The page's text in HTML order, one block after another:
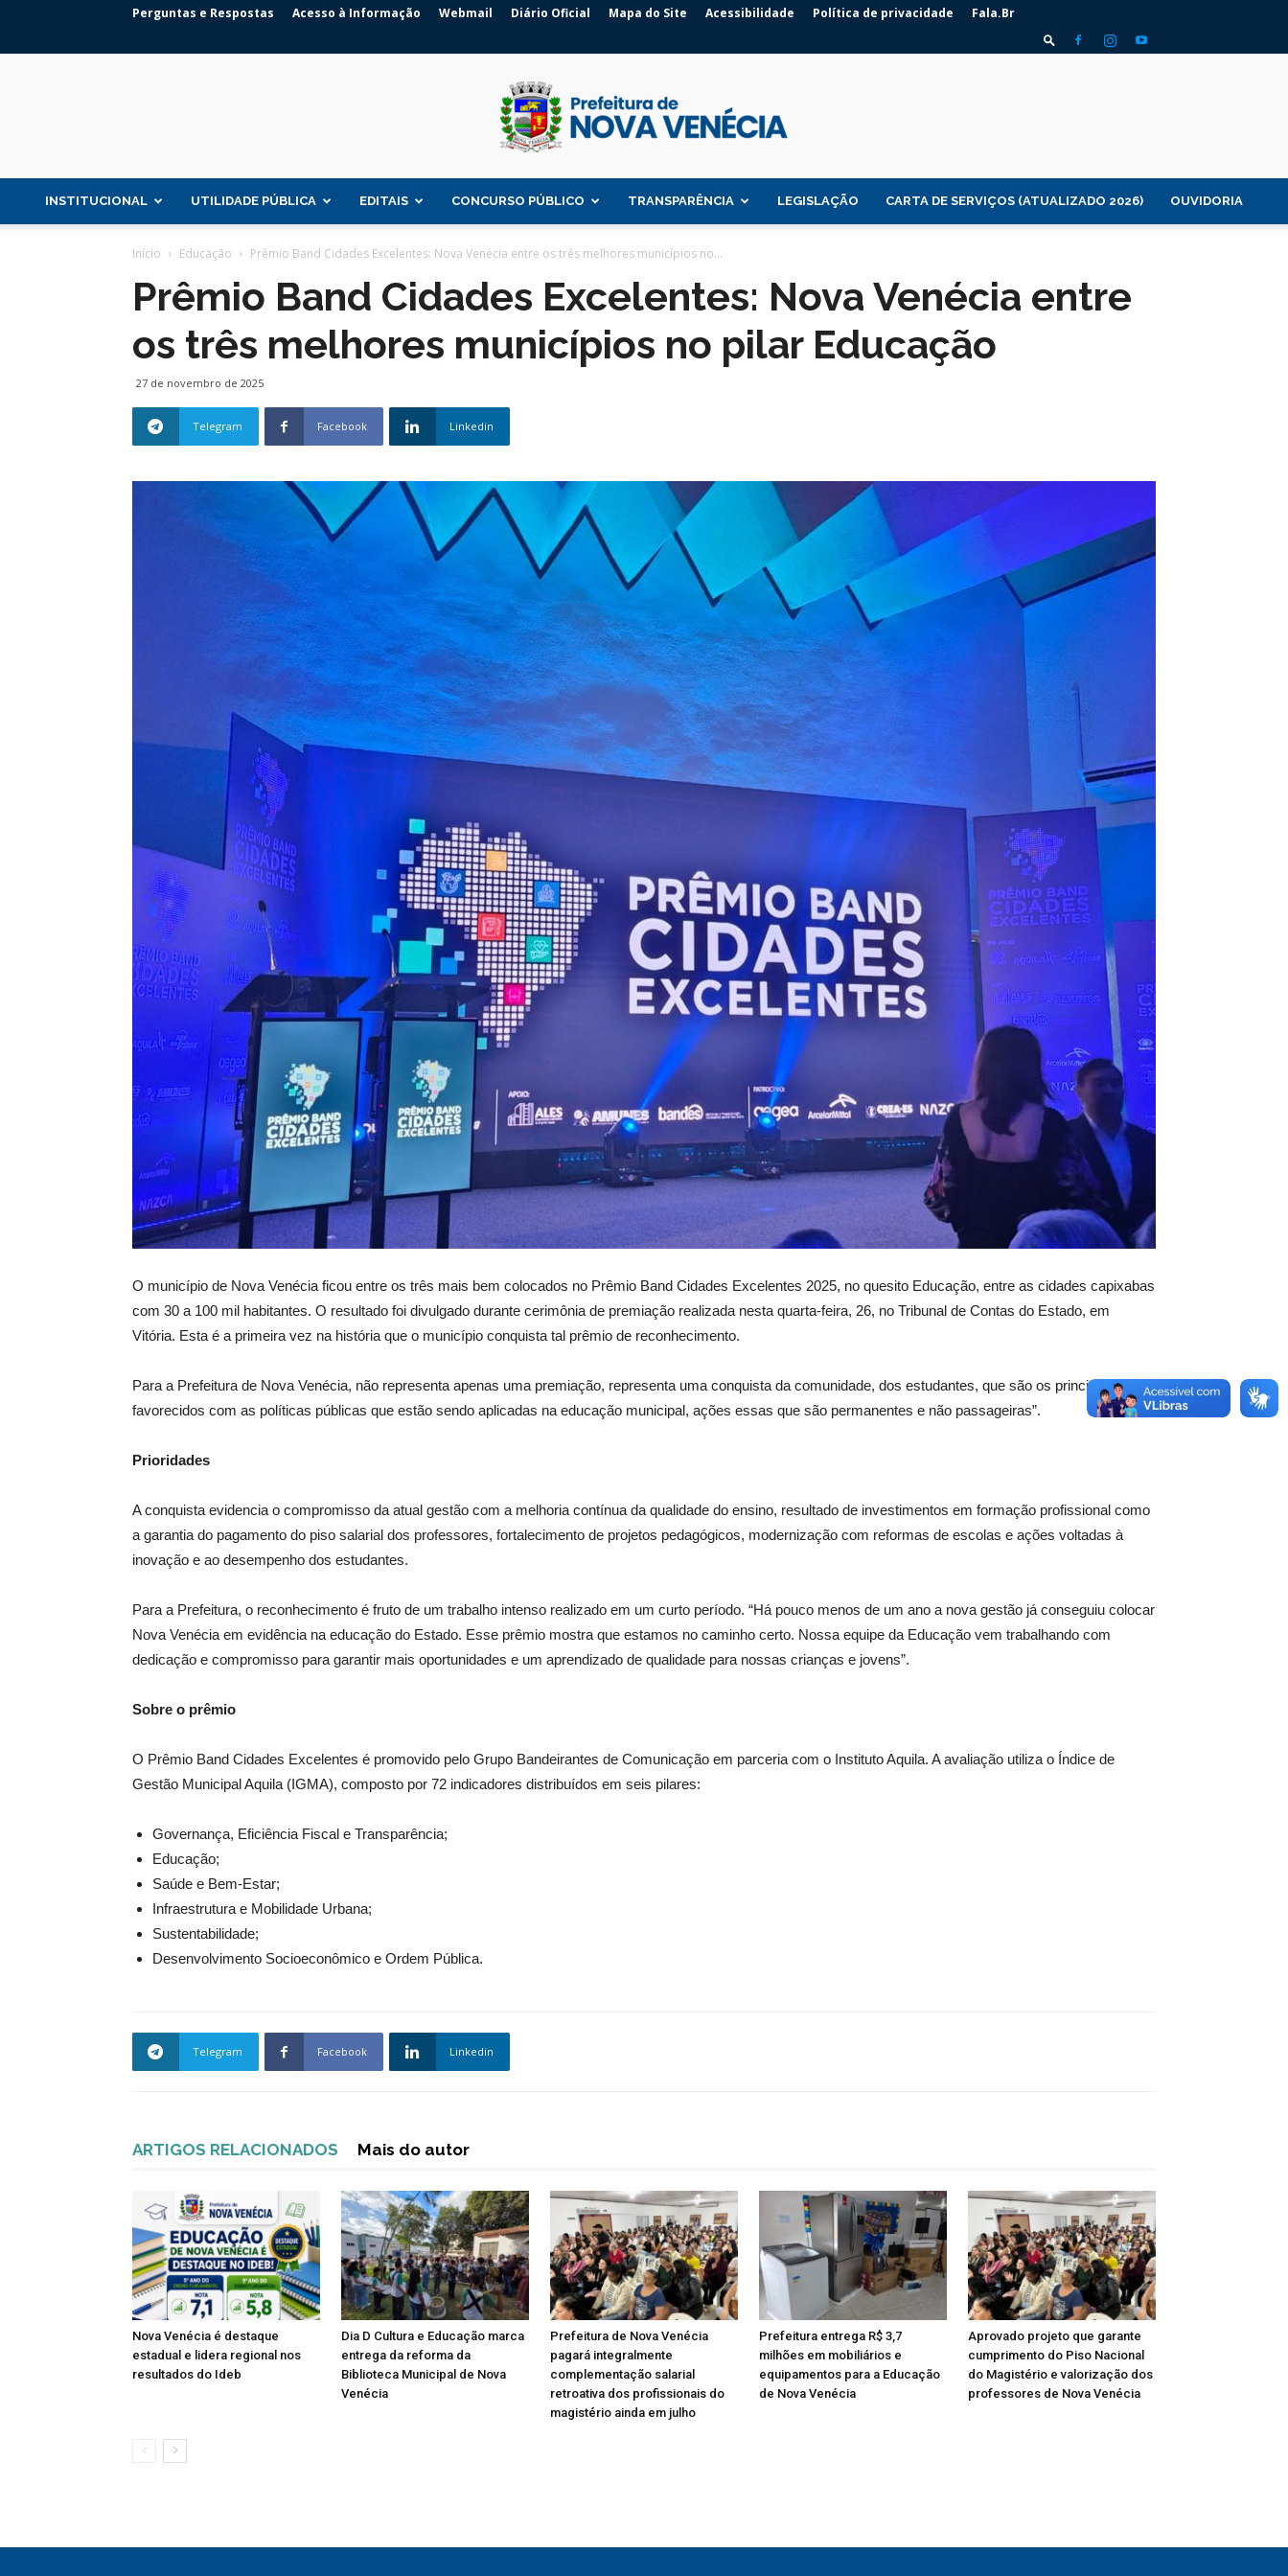
Perguntas e Respostas Acesso à Informação Webmail Diário Oficial Mapa do Site Acessibilidade Política de privacidade Fala.Br
de
INSTITUCIONAL UTILIDADE PÚBLICA EDITAIS CONCURSO PÚBLICO TRANSPARÊNCIA LEGISLAÇÃO CARTA DE SERVIÇOS (ATUALIZADO 2026) OUVIDORIA
Início Educação Prêmio Band Cidades Excelentes: Nova Venécia entre os três melhores municípios no...
Prêmio Band Cidades Excelentes: Nova Venécia entre
os três melhores municípios no pilar Educação
27 de novembro de 2025
Telegram Facebook Linkedin
O município de Nova Venécia ficou entre os três mais bem colocados no Prêmio Band Cidades Excelentes 2025, no quesito Educação, entre as cidades capixabas
com 30 a 100 mil habitantes. O resultado foi divulgado durante cerimônia de premiação realizada nesta quarta-feira, 26, no Tribunal de Contas do Estado, em
Vitória. Esta é a primeira vez na história que o município conquista tal prêmio de reconhecimento.
Para a Prefeitura de Nova Venécia, não representa apenas uma premiação, representa uma conquista da comunidade, dos estudantes, que são os principais
favorecidos com as políticas públicas que estão sendo aplicadas na educação municipal, ações essas que são permanentes e não passageiras”.
Prioridades
A conquista evidencia o compromisso da atual gestão com a melhoria contínua da qualidade do ensino, resultado de investimentos em formação profissional como
a garantia do pagamento do piso salarial dos professores, fortalecimento de projetos pedagógicos, modernização com reformas de escolas e ações voltadas à
inovação e ao desempenho dos estudantes.
Para a Prefeitura, o reconhecimento é fruto de um trabalho intenso realizado em um curto período. “Há pouco menos de um ano a nova gestão já conseguiu colocar
Nova Venécia em evidência na educação do Estado. Esse prêmio mostra que estamos no caminho certo. Nossa equipe da Educação vem trabalhando com
dedicação e compromisso para garantir mais oportunidades e um aprendizado de qualidade para nossas crianças e jovens”.
Sobre o prêmio
O Prêmio Band Cidades Excelentes é promovido pelo Grupo Bandeirantes de Comunicação em parceria com o Instituto Aquila. A avaliação utiliza o Índice de
Gestão Municipal Aquila (IGMA), composto por 72 indicadores distribuídos em seis pilares:
Governança, Eficiência Fiscal e Transparência;
Educação;
Saúde e Bem-Estar;
Infraestrutura e Mobilidade Urbana;
Sustentabilidade;
Desenvolvimento Socioeconômico e Ordem Pública.
Telegram Facebook Linkedin
ARTIGOS RELACIONADOS Mais do autor
Nova Venécia é destaque
estadual e lidera regional nos
resultados do Ideb
Dia D Cultura e Educação marca
entrega da reforma da
Biblioteca Municipal de Nova
Venécia
Prefeitura de Nova Venécia
pagará integralmente
complementação salarial
retroativa dos profissionais do
magistério ainda em julho
Prefeitura entrega R$ 3,7
milhões em mobiliários e
equipamentos para a Educação
de Nova Venécia
Aprovado projeto que garante
cumprimento do Piso Nacional
do Magistério e valorização dos
professores de Nova Venécia